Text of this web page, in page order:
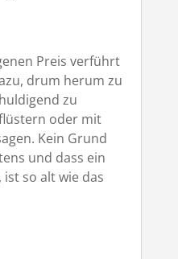
Preis verführt
drum herum zu
zu
oder mit
Kein Grund
und dass ein
so alt wie das